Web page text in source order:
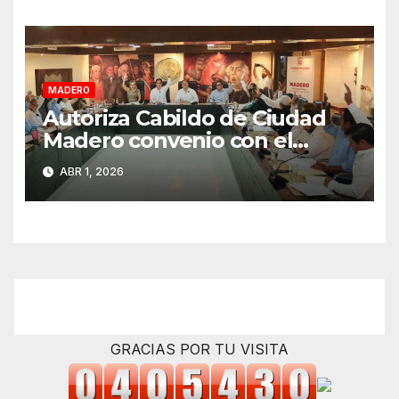
MADERO
Autoriza Cabildo de Ciudad
Madero convenio con el
Estado para fortalecer el
cobro del impuesto predial
ABR 1, 2026
GRACIAS POR TU VISITA